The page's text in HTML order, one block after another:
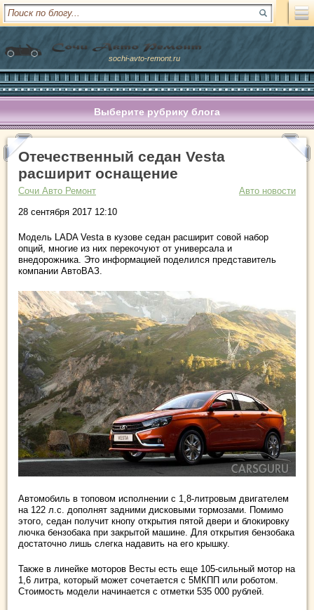
sochi-avto-remont.ru
Выберите рубрику блога
Отечественный седан Vesta
расширит оснащение
Сочи Авто Ремонт
Авто новости
28 сентября 2017 12:10
Модель LADA Vesta в кузове седан расширит совой набор
опций, многие из них перекочуют от универсала и
внедорожника. Это информацией поделился представитель
компании АвтоВАЗ.
Автомобиль в топовом исполнении с 1,8-литровым двигателем
на 122 л.с. дополнят задними дисковыми тормозами. Помимо
этого, седан получит кнопу открытия пятой двери и блокировку
лючка бензобака при закрытой машине. Для открытия бензобака
достаточно лишь слегка надавить на его крышку.
Также в линейке моторов Весты есть еще 105-сильный мотор на
1,6 литра, который может сочетается с 5МКПП или роботом.
Стоимость модели начинается с отметки 535 000 рублей.